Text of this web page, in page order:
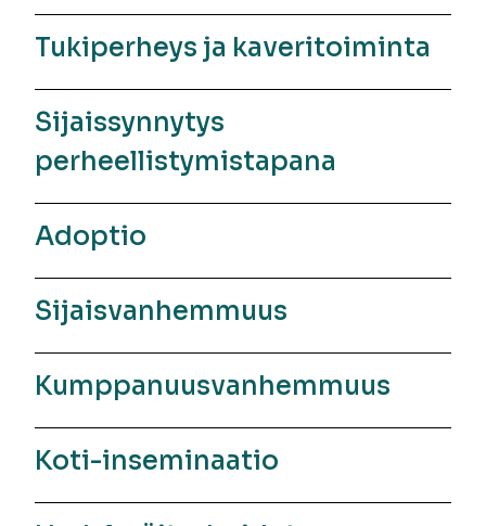
Tukiperheys ja kaveritoiminta
Sijaissynnytys
perheellistymistapana
Adoptio
Sijaisvanhemmuus
Kumppanuusvanhemmuus
Koti-inseminaatio